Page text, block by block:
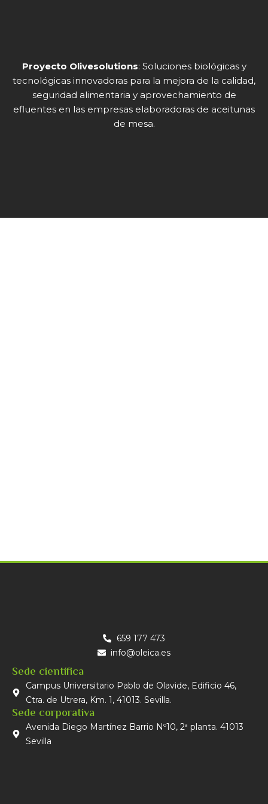
Proyecto Olivesolutions: Soluciones biológicas y
tecnológicas innovadoras para la mejora de la calidad,
seguridad alimentaria y aprovechamiento de
efluentes en las empresas elaboradoras de aceitunas
de mesa.
659 177 473
info@oleica.es
Sede científica
Campus Universitario Pablo de Olavide, Edificio 46,
Ctra. de Utrera, Km. 1, 41013. Sevilla.
Sede corporativa
Avenida Diego Martínez Barrio Nº10, 2ª planta. 41013
Sevilla